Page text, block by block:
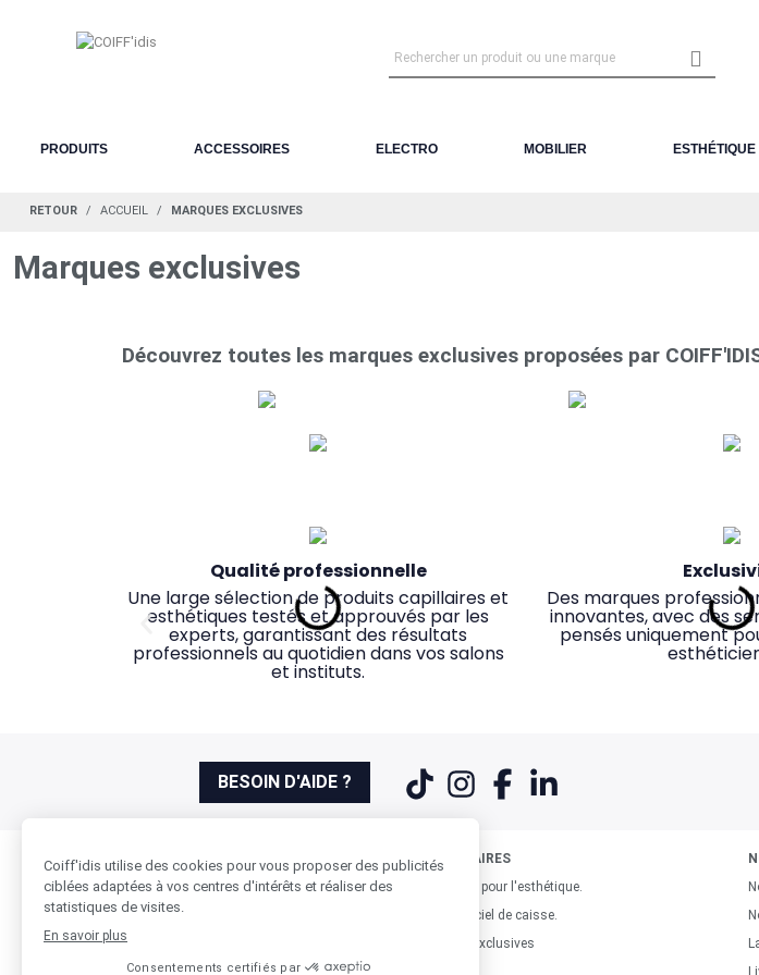

PRODUITS ACCESSOIRES ELECTRO MOBILIER ESTHÉTIQUE
RETOUR ACCUEIL MARQUES EXCLUSIVES
Marques exclusives
Découvrez toutes les marques exclusives proposées par
Qualité professionnelle
Une large sélection de produits capillaires et
esthétiques testés et approuvés par les
experts, garantissant des résultats
professionnels au quotidien dans vos salons
et instituts.
Des marques
innovantes, avec des
pensés uniquement
Des magasins pensés pour vous
24 magasins répartis partout en France,
ouverts du lundi au vendredi, pour être au plus
Service
Une équipe de
Des commerciaux dédiés, des conseillères en
magasin à votre écoute et des tutoriels
BESOIN D'AIDE ?
COIFF'IDIS & VOUS
Qui sommes nous
Nos Magasins
Contactez-nous
NOS PARTENAIRES
Beauty-Design, pour l'esthétique.
Noa, notre logiciel de caisse.
Nos marques exclusives